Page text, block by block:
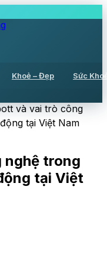
Khoẻ – Đẹp Sức
và vai trò công
tại Việt Nam
nghệ trong
tại Việt